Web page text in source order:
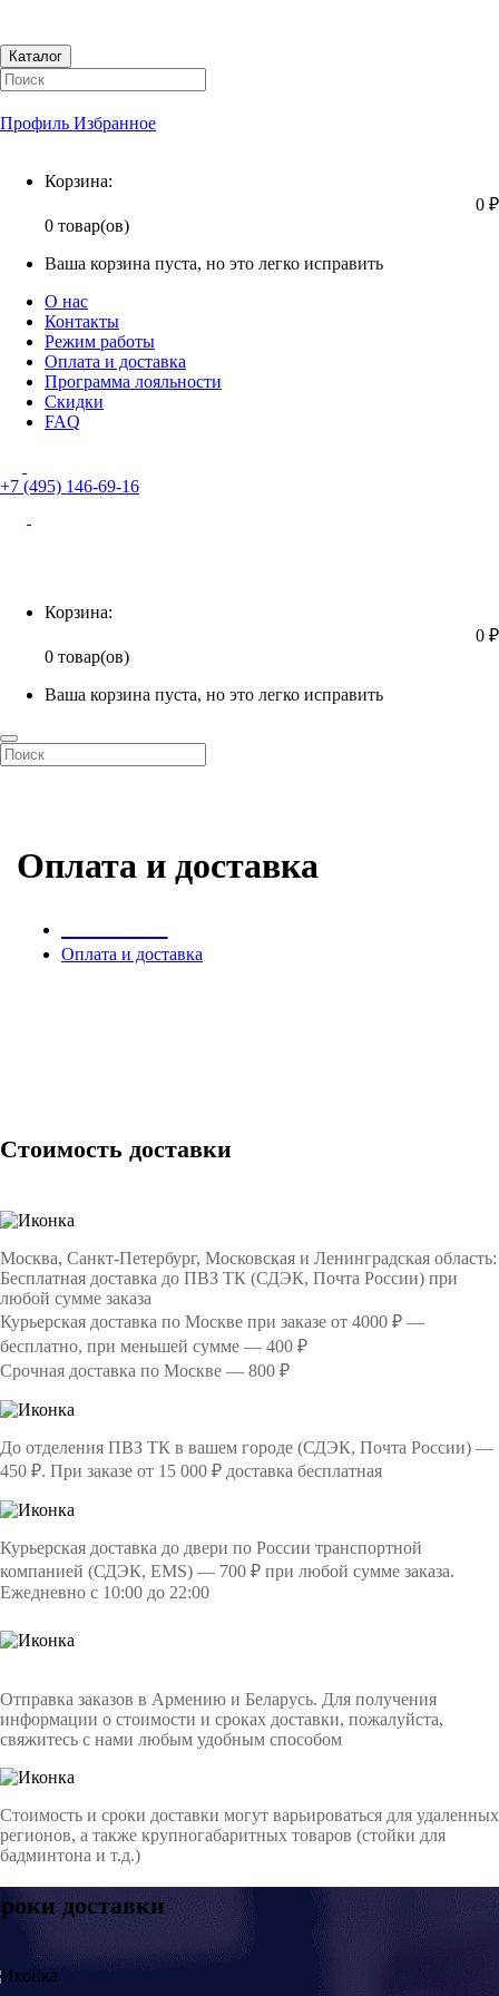
Каталог
Профиль Избранное
Корзина:
0 ₽
0 товар(ов)
Ваша корзина пуста, но это легко исправить
О нас
Контакты
Режим работы
Оплата и доставка
Программа лояльности
Скидки
FAQ
+7 (495) 146-69-16
Корзина:
0 ₽
0 товар(ов)
Ваша корзина пуста, но это легко исправить
Оплата и доставка
Оплата и доставка
Стоимость доставки
Москва, Санкт-Петербург, Московская и Ленинградская область:
Бесплатная доставка до ПВЗ ТК (СДЭК, Почта России) при
любой сумме заказа
Курьерская доставка по Москве при заказе от 4000 ₽ —
бесплатно, при меньшей сумме — 400 ₽
Срочная доставка по Москве — 800 ₽
До отделения ПВЗ ТК в вашем городе (СДЭК, Почта России) —
450 ₽. При заказе от 15 000 ₽ доставка бесплатная
Курьерская доставка до двери по России транспортной
компанией (СДЭК, EMS) — 700 ₽ при любой сумме заказа.
Ежедневно с 10:00 до 22:00
Отправка заказов в Армению и Беларусь. Для получения
информации о стоимости и сроках доставки, пожалуйста,
свяжитесь с нами любым удобным способом
Стоимость и сроки доставки могут варьироваться для удаленных
регионов, а также крупногабаритных товаров (стойки для
бадминтона и т.д.)
доставки